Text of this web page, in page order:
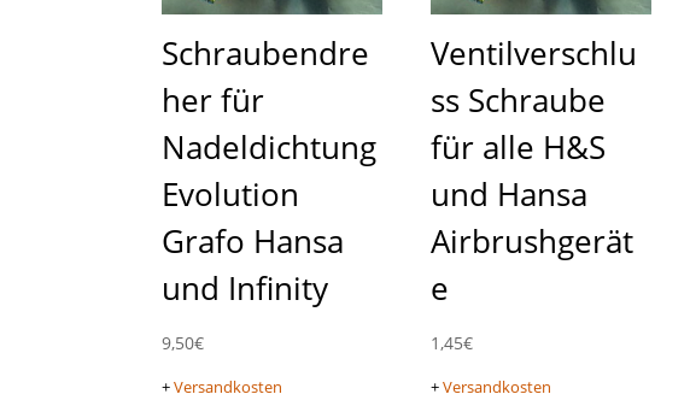
Schraubendre
her für
Nadeldichtung
Evolution
Grafo Hansa
und Infinity
9,50€
+Versandkosten
Ventilverschlu
ss Schraube
für alle H&S
und Hansa
Airbrushgerät
e
1,45€
+Versandkosten